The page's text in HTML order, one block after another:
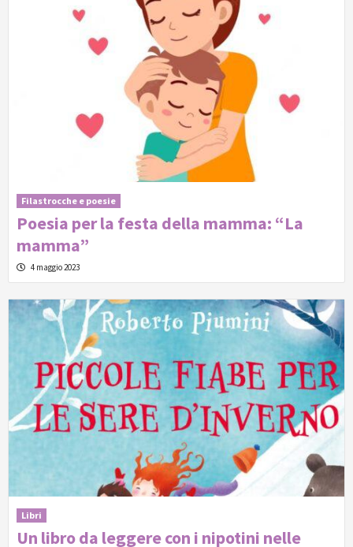
Filastrocche e poesie
Poesia per la festa della mamma: “La
mamma”
4 maggio 2023
Libri
Un libro da leggere con i nipotini nelle